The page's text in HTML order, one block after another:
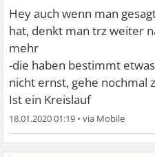
drehen sich meine
Krankheiten...
Hey auch wenn man
hat, denkt man trz weiter
mehr
-die haben bestimmt
nicht ernst, gehe nochmal
Ist ein Kreislauf
18.01.2020 01:19 •